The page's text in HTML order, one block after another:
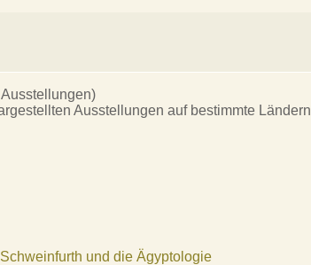
Ausstellungen auf bestimmte Ländern
und die Ägyptologie